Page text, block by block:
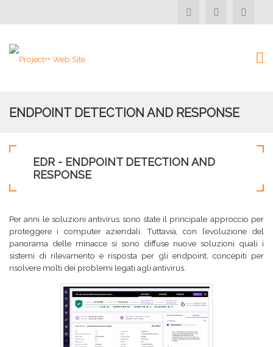
ENDPOINT DETECTION AND RESPONSE
EDR - ENDPOINT DETECTION AND
RESPONSE
Per anni le soluzioni antivirus sono state il principale approccio per
proteggere i computer aziendali. Tuttavia, con l’evoluzione del
panorama delle minacce si sono diffuse nuove soluzioni quali i
sistemi di rilevamento e risposta per gli endpoint, concepiti per
risolvere molti dei problemi legati agli antivirus.